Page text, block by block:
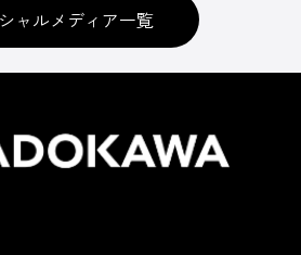
ャルメディア一覧